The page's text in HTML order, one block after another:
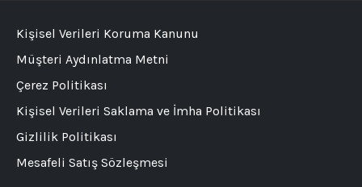
Kişisel Verileri Koruma Kanunu
Müşteri Aydınlatma Metni
Çerez Politikası
Kişisel Verileri Saklama ve İmha Politikası
Gizlilik Politikası
Mesafeli Satış Sözleşmesi